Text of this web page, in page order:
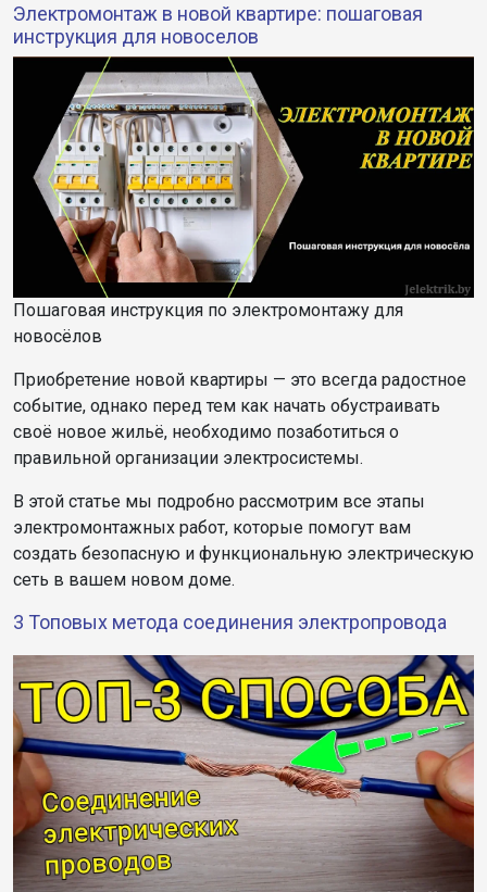
Электромонтаж в новой квартире: пошаговая
инструкция для новоселов
Пошаговая инструкция по электромонтажу для
новосёлов
Приобретение новой квартиры — это всегда радостное
событие, однако перед тем как начать обустраивать
своё новое жильё, необходимо позаботиться о
правильной организации электросистемы.
В этой статье мы подробно рассмотрим все этапы
электромонтажных работ, которые помогут вам
создать безопасную и функциональную электрическую
сеть в вашем новом доме.
3 Топовых метода соединения электропровода